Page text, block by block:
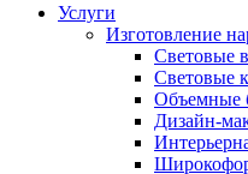
Услуги
Изготовление
Световые
Световые
Объемные
Дизайн-